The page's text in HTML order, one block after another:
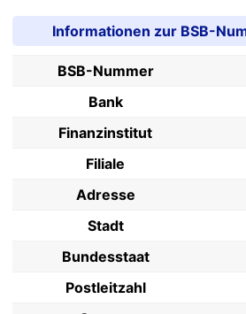
Informationen zur BSB-
BSB-Nummer
Bank
Finanzinstitut
Filiale
Adresse
Stadt
Bundesstaat
Postleitzahl